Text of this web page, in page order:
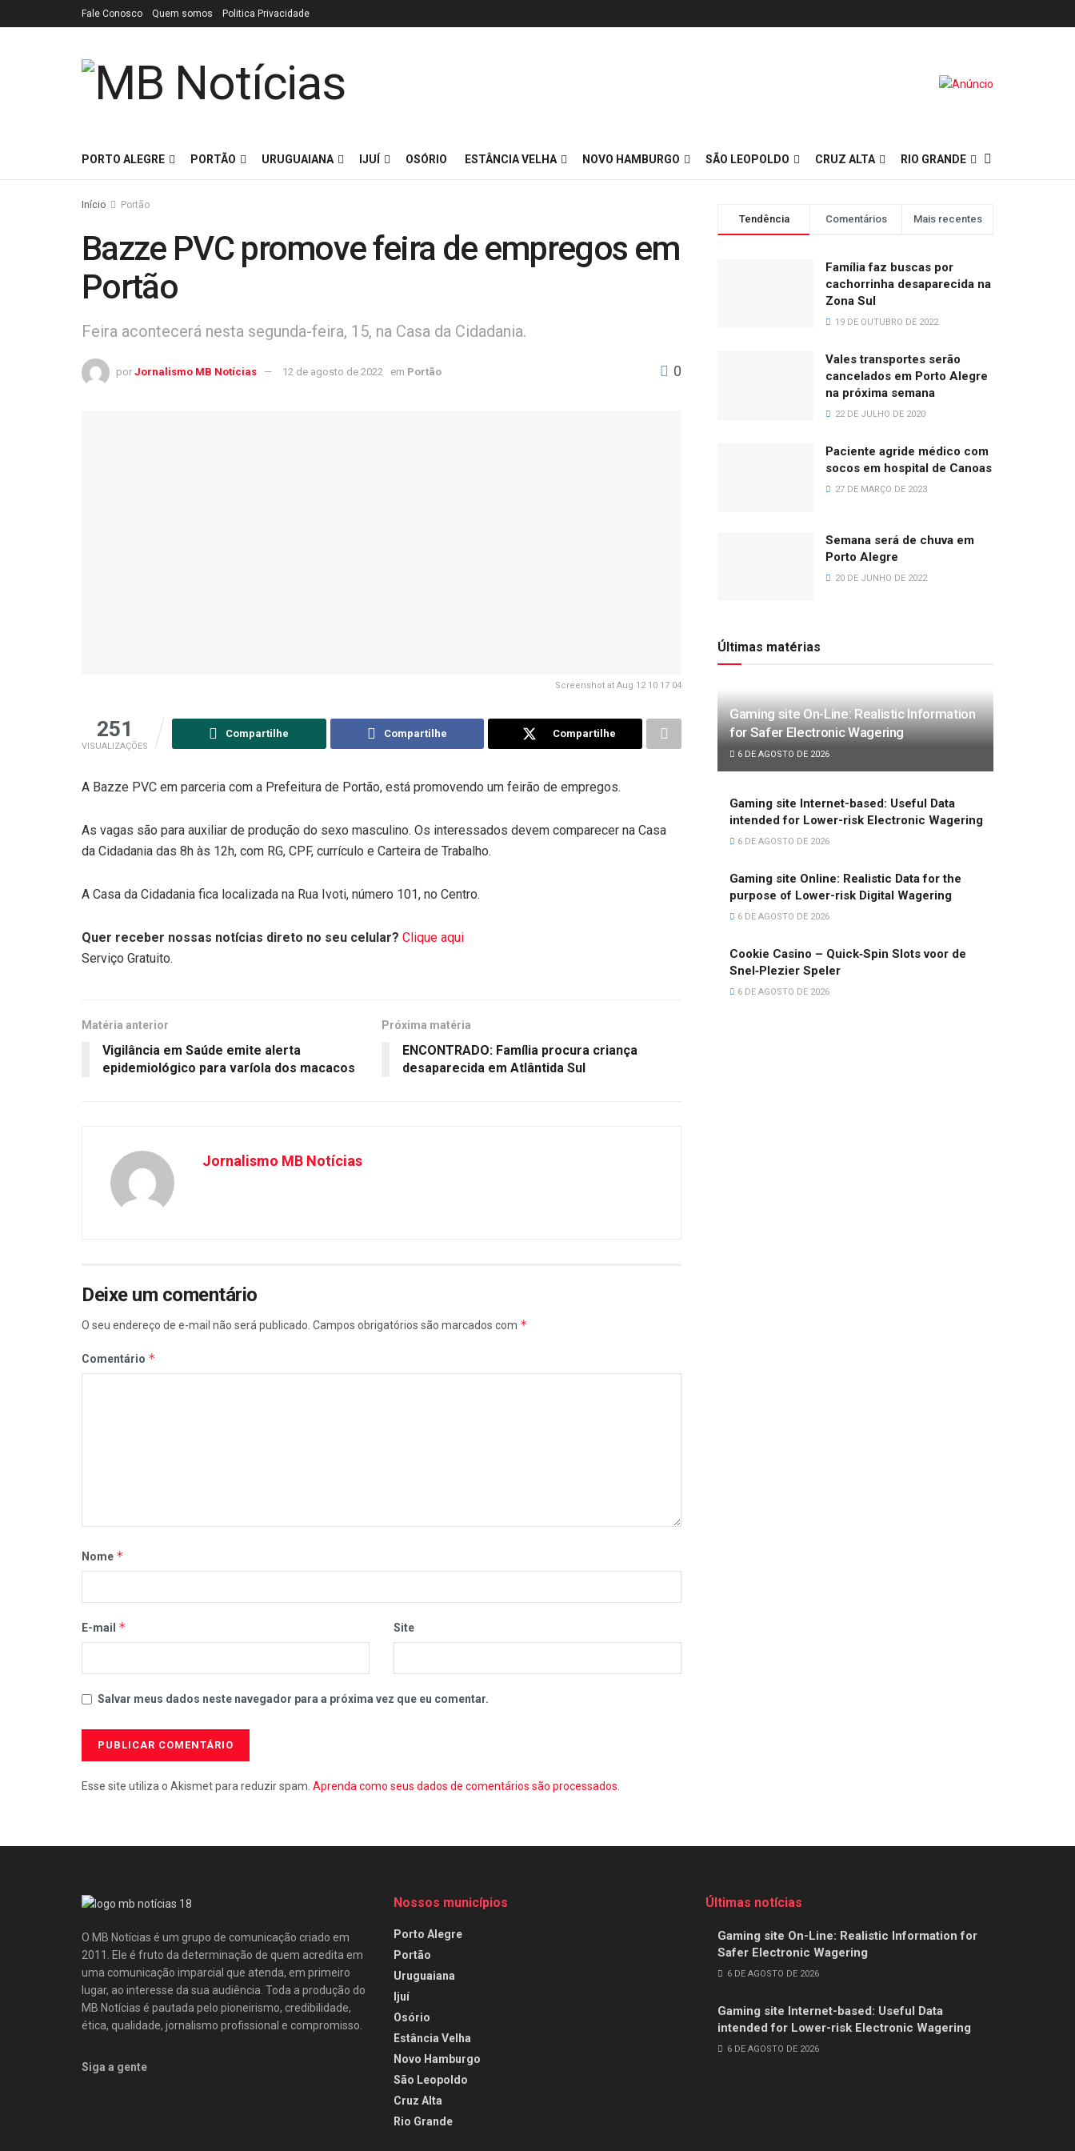
Fale Conosco Quem somos Politica Privacidade
PORTO ALEGRE PORTÃO URUGUAIANA IJUÍ OSÓRIO ESTÂNCIA VELHA NOVO HAMBURGO SÃO LEOPOLDO CRUZ ALTA RIO GRANDE
Início Portão
Bazze PVC promove feira de empregos em
Portão
Feira acontecerá nesta segunda-feira, 15, na Casa da Cidadania.
por Jornalismo MB Notícias 12 de agosto de 2022 em Portão 0
Screenshot at Aug 12 10 17 04
251
VISUALIZAÇÕES
Compartilhe Compartilhe Compartilhe
A Bazze PVC em parceria com a Prefeitura de Portão, está promovendo um feirão de empregos.
As vagas são para auxiliar de produção do sexo masculino. Os interessados devem comparecer na Casa
da Cidadania das 8h às 12h, com RG, CPF, currículo e Carteira de Trabalho.
A Casa da Cidadania fica localizada na Rua Ivoti, número 101, no Centro.
Quer receber nossas notícias direto no seu celular? Clique aqui
Serviço Gratuito.
Matéria anterior
Vigilância em Saúde emite alerta
epidemiológico para varíola dos macacos
Próxima matéria
ENCONTRADO: Família procura criança
desaparecida em Atlântida Sul
Jornalismo MB Notícias
Deixe um comentário
O seu endereço de e-mail não será publicado. Campos obrigatórios são marcados com *
Comentário *
Nome *
E-mail * Site
Salvar meus dados neste navegador para a próxima vez que eu comentar.
Esse site utiliza o Akismet para reduzir spam. Aprenda como seus dados de comentários são processados
Tendência Comentários Mais recentes
Família faz buscas por
cachorrinha desaparecida na
Zona Sul
19 DE OUTUBRO DE 2022
Vales transportes serão
cancelados em Porto Alegre
na próxima semana
22 DE JULHO DE 2020
Paciente agride médico com
socos em hospital de Canoas
27 DE MARÇO DE 2023
Semana será de chuva em
Porto Alegre
20 DE JUNHO DE 2022
Últimas matérias
Gaming site On-Line: Realistic Information
for Safer Electronic Wagering
6 DE AGOSTO DE 2026
Gaming site Internet-based: Useful Data
intended for Lower-risk Electronic Wagering
6 DE AGOSTO DE 2026
Gaming site Online: Realistic Data for the
purpose of Lower-risk Digital Wagering
6 DE AGOSTO DE 2026
Cookie Casino – Quick‑Spin Slots voor de
Snel‑Plezier Speler
6 DE AGOSTO DE 2026
O MB Notícias é um grupo de comunicação criado em
2011. Ele é fruto da determinação de quem acredita em
uma comunicação imparcial que atenda, em primeiro
lugar, ao interesse da sua audiência. Toda a produção do
MB Notícias é pautada pelo pioneirismo, credibilidade,
ética, qualidade, jornalismo profissional e compromisso.
Siga a gente
Nossos municípios
Porto Alegre
Portão
Uruguaiana
Ijuí
Osório
Estância Velha
Novo Hamburgo
São Leopoldo
Cruz Alta
Rio Grande
Últimas notícias
Gaming site On-Line: Realistic Information for
Safer Electronic Wagering
6 DE AGOSTO DE 2026
Gaming site Internet-based: Useful Data
intended for Lower-risk Electronic Wagering
6 DE AGOSTO DE 2026